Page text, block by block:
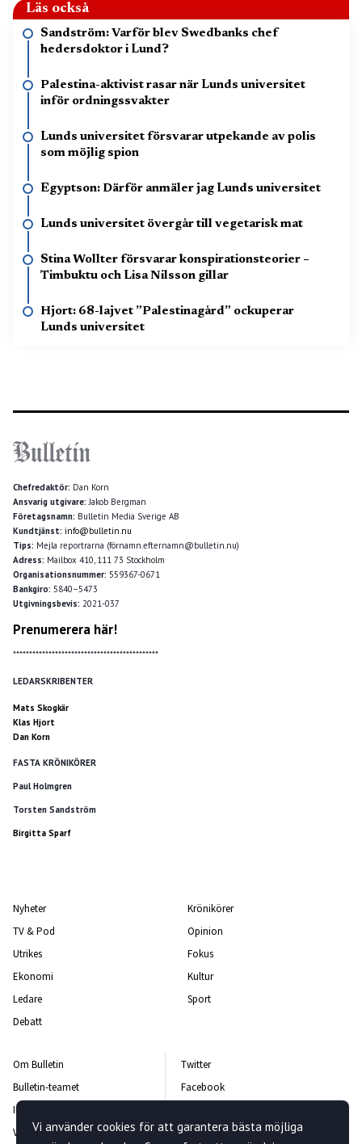
Läs också
Sandström: Varför blev Swedbanks chef
hedersdoktor i Lund?
Palestina-aktivist rasar när Lunds universitet
inför ordningssvakter
Lunds universitet försvarar utpekande av polis
som möjlig spion
Egyptson: Därför anmäler jag Lunds universitet
Lunds universitet övergår till vegetarisk mat
Stina Wollter försvarar konspirationsteorier –
Timbuktu och Lisa Nilsson gillar
Hjort: 68-lajvet ”Palestinagård” ockuperar
Lunds universitet
Chefredaktör: Dan Korn
Ansvarig utgivare:Jakob Bergman
Företagsnamn: Bulletin Media Sverige AB
Kundtjänst: info@bulletin.nu
Tips: Mejla reportrarna (förnamn.efternamn@bulletin.nu)
Adress: Mailbox 410, 111 73 Stockholm
Organisationsnummer: 559367-0671
Bankgiro: 5840–5473
Utgivningsbevis: 2021-037
Prenumerera här!
*********************************************
LEDARSKRIBENTER
Mats Skogkär
Klas Hjort
Dan Korn
FASTA KRÖNIKÖRER
Paul Holmgren
Torsten Sandström
Birgitta Sparf
Nyheter
TV & Pod
Utrikes
Ekonomi
Ledare
Debatt
Krönikörer
Opinion
Fokus
Kultur
Sport
Om Bulletin
Bulletin-teamet
Integritetspolicy
Vanliga frågor och svar
Twitter
Facebook
Kontakta oss
Vi använder cookies för att garantera bästa möjliga